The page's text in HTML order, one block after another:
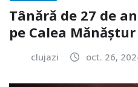
Tânără de 27 de
pe Calea Mănăștur
clujazi oct. 26,